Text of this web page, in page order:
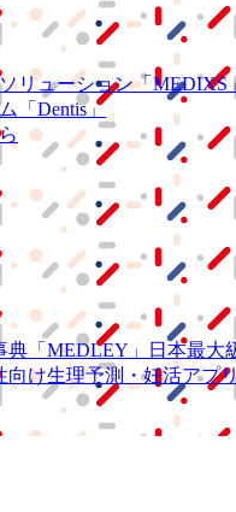
リューション「MEDIXS」
「Dentis」
典 「MEDLEY」 日本最大
向け生理予測・妊活アプ